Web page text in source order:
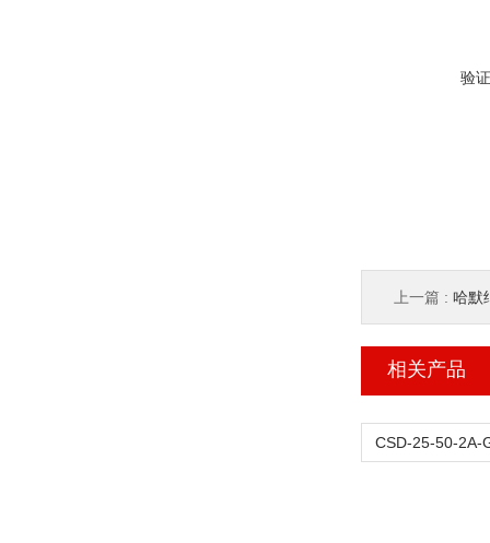
验
上一篇 : 哈默
相关产品